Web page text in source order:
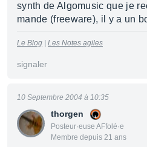
synth de Algomusic que je
mande (freeware), il y a un
Le Blog Les Notes agiles
signaler
thorgen
Posteur·euse AFfolé·e
Membre depuis 21 ans
10 Septembre 2004 à 10:35